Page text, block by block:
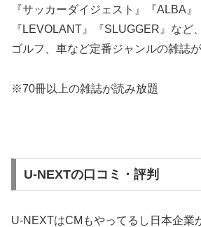
『サッカーダイジェスト』『ALBA』
『LEVOLANT』『SLUGGER』など
ゴルフ、車など定番ジャンルの雑誌が
※70冊以上の雑誌が読み放題
U-NEXTの口コミ・評判
U-NEXTはCMもやってるし日本企業